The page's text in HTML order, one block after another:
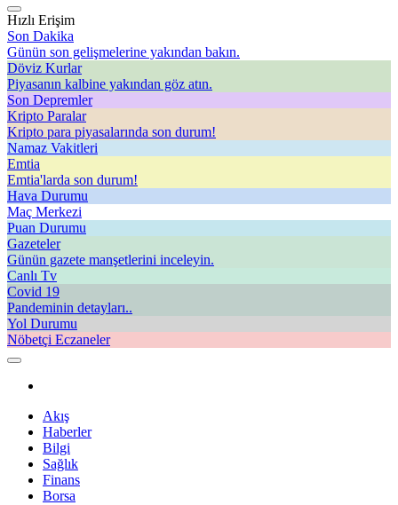
Hızlı Erişim
Son Dakika
Günün son gelişmelerine yakından bakın.
Döviz Kurlar
Piyasanın kalbine yakından göz atın.
Son Depremler
Kripto Paralar
Kripto para piyasalarında son durum!
Namaz Vakitleri
Emtia
Emtia'larda son durum!
Hava Durumu
Maç Merkezi
Puan Durumu
Gazeteler
Günün gazete manşetlerini inceleyin.
Canlı Tv
Covid 19
Pandeminin detayları..
Yol Durumu
Nöbetçi Eczaneler
Akış
Haberler
Bilgi
Sağlık
Finans
Borsa